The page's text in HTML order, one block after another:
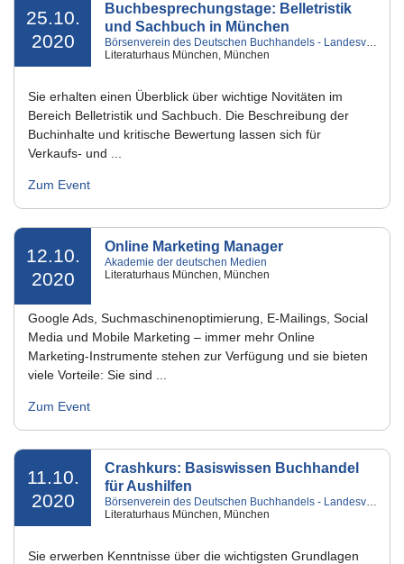
25.10.
2020
Buchbesprechungstage: Belletristik
und Sachbuch in München
Börsenverein des Deutschen Buchhandels - Landesverband Bayern e.V.
Literaturhaus München, München
Sie erhalten einen Überblick über wichtige Novitäten im
Bereich Belletristik und Sachbuch. Die Beschreibung der
Buchinhalte und kritische Bewertung lassen sich für
Verkaufs- und ...
Zum Event
12.10.
2020
Online Marketing Manager
Akademie der deutschen Medien
Literaturhaus München, München
Google Ads, Suchmaschinenoptimierung, E-Mailings, Social
Media und Mobile Marketing – immer mehr Online
Marketing-Instrumente stehen zur Verfügung und sie bieten
viele Vorteile: Sie sind ...
Zum Event
11.10.
2020
Crashkurs: Basiswissen Buchhandel
für Aushilfen
Börsenverein des Deutschen Buchhandels - Landesverband Bayern e.V.
Literaturhaus München, München
Sie erwerben Kenntnisse über die wichtigsten Grundlagen